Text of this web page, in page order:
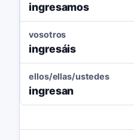
ingresamos
vosotros
ingresáis
ellos/ellas/ustedes
ingresan